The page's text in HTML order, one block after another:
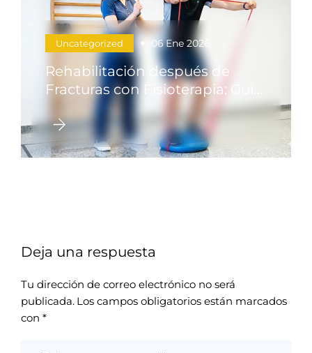
Uncategorized 06Ene 2026
Rehabilitación después de
Fracturas con Fisioterapia: Guía
Completa para una
Recuperación Exitosa
Deja una respuesta
Tu dirección de correo electrónico no será
publicada. Los campos obligatorios están marcados
con *